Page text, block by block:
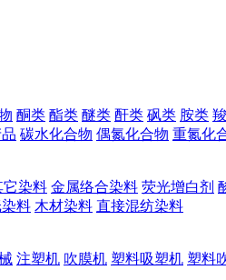
酮类 酯类 醚类 酐类 砜类 胺类
碳水化合物 偶氮化合物 重氮化
它染料 金属络合染料 荧光增白剂
料 木材染料 直接混纺染料
注塑机 吹膜机 塑料吸塑机 塑料